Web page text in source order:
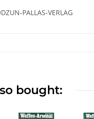
PALLAS-VERLAG
bought: